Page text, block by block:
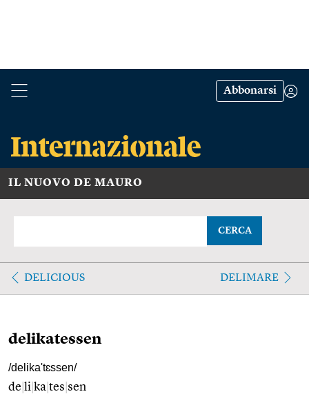
Abbonarsi
IL NUOVO DE MAURO
CERCA
DELICIOUS DELIMARE
delikatessen
/delika'tɛssen/
de li ka tes sen